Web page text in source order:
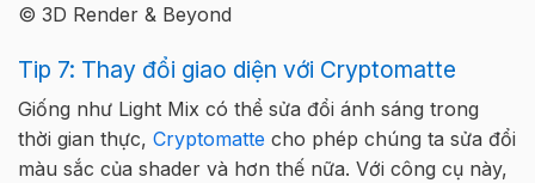
© 3D Render & Beyond
Tip 7: Thay đổi giao diện với Cryptomatte
Giống như Light Mix có thể sửa đổi ánh sáng trong
thời gian thực, Cryptomatte cho phép chúng ta sửa đổi
màu sắc của shader và hơn thế nữa. Với công cụ này,